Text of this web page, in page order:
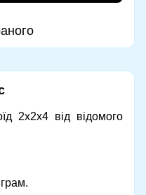
2х2х4 від відомого